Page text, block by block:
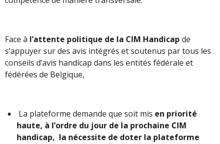
Face à l’attente politique de la CIM Handicap de
s’appuyer sur des avis intégrés et soutenus par tous les
conseils d’avis handicap dans les entités fédérale et
fédérées de Belgique,
La plateforme demande que soit mis en priorité
haute, à l’ordre du jour de la prochaine CIM
handicap, la nécessite de doter la plateforme